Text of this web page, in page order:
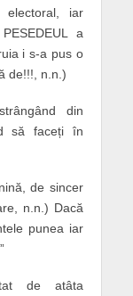
iar
a
i s-a pus o
de!!!, n.n.)
din
să faceți în
de sincer
n.n.) Dacă
punea iar
de atâta